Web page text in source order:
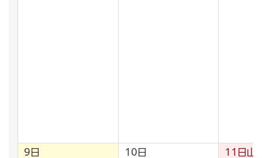
9日 10日 11日 山